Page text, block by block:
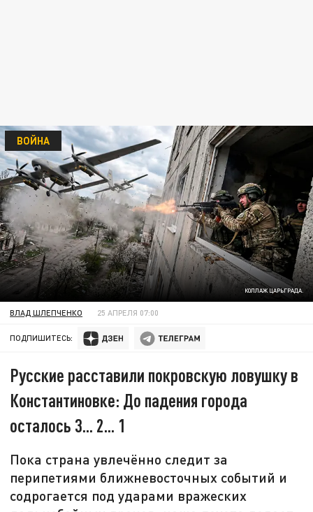
КОЛЛАЖ ЦАРЬГРАДА.
ВОЙНА
ВЛАД ШЛЕПЧЕНКО 25 АПРЕЛЯ 07:00
ПОДПИШИТЕСЬ:
Русские расставили покровскую ловушку в
Константиновке: До падения города
осталось 3... 2... 1
Пока страна увлечённо следит за
перипетиями ближневосточных событий и
содрогается под ударами вражеских